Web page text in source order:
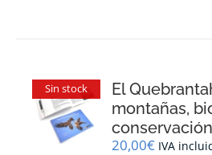
Sin stock
El
montañas,
conservación
20,00€ IVA